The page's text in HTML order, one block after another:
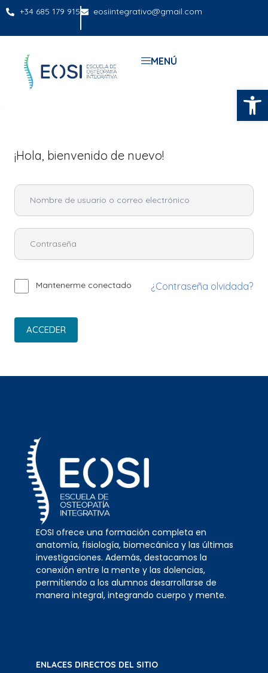
+34 685 179 915 eosiintegrativo@gmail.com
MENÚ
¡Hola, bienvenido de nuevo!
Mantenerme conectado ¿Contraseña olvidada?
ACCEDER
EOSI ofrece una formación completa en
anatomía, fisiología, biomecánica y las últimas
investigaciones. Además, destacamos la
conexión entre la mente y las dolencias,
permitiendo a los alumnos desarrollarse de
manera integral, integrando cuerpo y mente.
ENLACES DIRECTOS DEL SITIO